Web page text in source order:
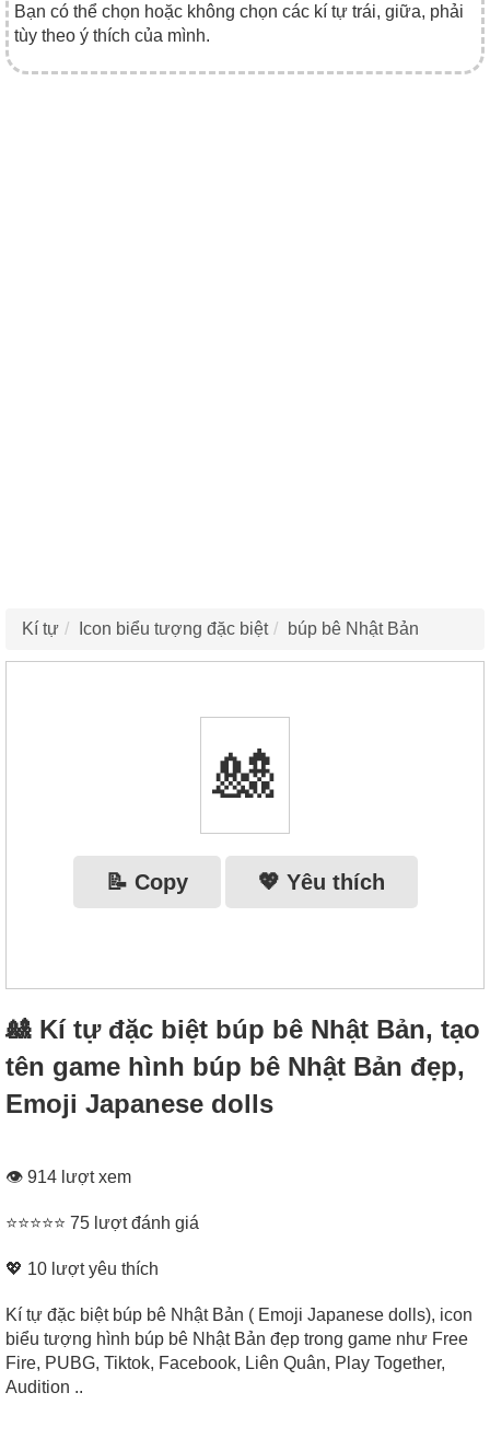
Bạn có thể chọn hoặc không chọn các kí tự trái, giữa, phải
tùy theo ý thích của mình.
Kí tự Icon biểu tượng đặc biệt búp bê Nhật Bản
🎎
📝 Copy 💖 Yêu thích
🎎 Kí tự đặc biệt búp bê Nhật Bản, tạo
tên game hình búp bê Nhật Bản đẹp,
Emoji Japanese dolls
👁 914 lượt xem
⭐⭐⭐⭐⭐ 75 lượt đánh giá
💖 10 lượt yêu thích
Kí tự đặc biệt búp bê Nhật Bản ( Emoji Japanese dolls), icon
biểu tượng hình búp bê Nhật Bản đẹp trong game như Free
Fire, PUBG, Tiktok, Facebook, Liên Quân, Play Together,
Audition ..